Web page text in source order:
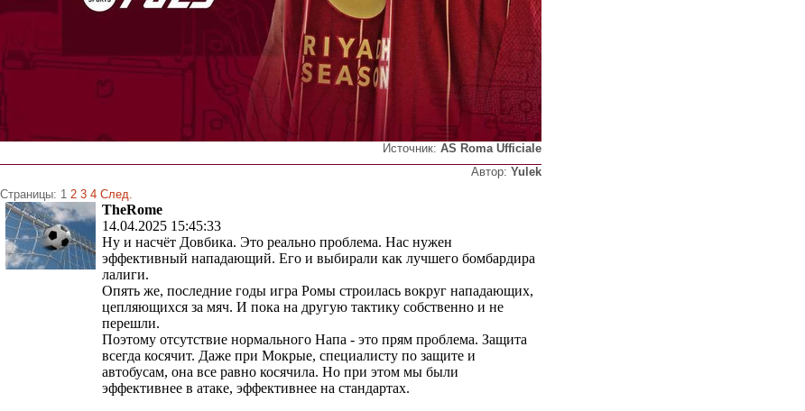
Источник: AS Roma Ufficiale
Автор: Yulek
Страницы: 1 2 3 4 След.
TheRome
14.04.2025 15:45:33
Ну и насчёт Довбика. Это реально проблема. Нас нужен
эффективный нападающий. Его и выбирали как лучшего бомбардира
лалиги.
Опять же, последние годы игра Ромы строилась вокруг нападающих,
цепляющихся за мяч. И пока на другую тактику собственно и не
перешли.
Поэтому отсутствие нормального Напа - это прям проблема. Защита
всегда косячит. Даже при Мокрые, специалисту по защите и
автобусам, она все равно косячила. Но при этом мы были
эффективнее в атаке, эффективнее на стандартах.